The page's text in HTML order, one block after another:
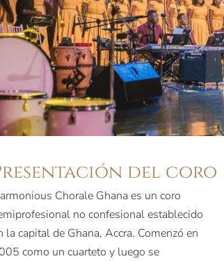
del coro
Chorale Ghana es un coro
no confesional establecido
la capital de Ghana, Accra. Comenzó en
como un cuarteto y luego se